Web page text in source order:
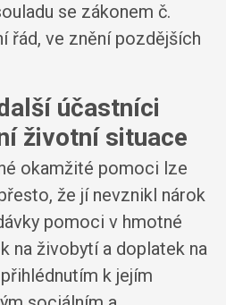
se zákonem č.
řád, ve znění pozdějších
účastníci
životní situace
okamžité pomoci lze
že jí nevznikl nárok
pomoci v hmotné
na živobytí a doplatek na
k jejím